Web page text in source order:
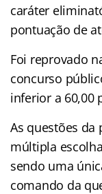
caráter
pontuação de
Foi reprovado
concurso
inferior a 60,00
As questões
múltipla
sendo uma
comando da